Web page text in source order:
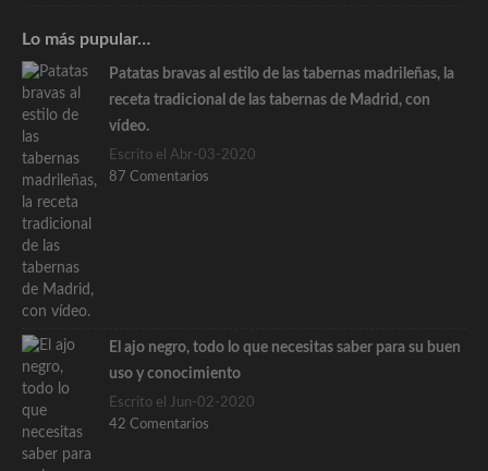
Lo más pupular…
Patatas bravas al estilo de las tabernas madrileñas, la
receta tradicional de las tabernas de Madrid, con
vídeo.
Escrito el Abr-03-2020
87 Comentarios
El ajo negro, todo lo que necesitas saber para su buen
uso y conocimiento
Escrito el Jun-02-2020
42 Comentarios